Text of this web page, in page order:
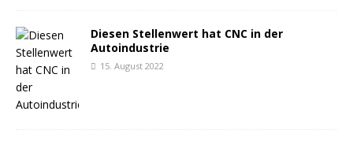
Diesen Stellenwert hat CNC in der
Autoindustrie
15. August 2022